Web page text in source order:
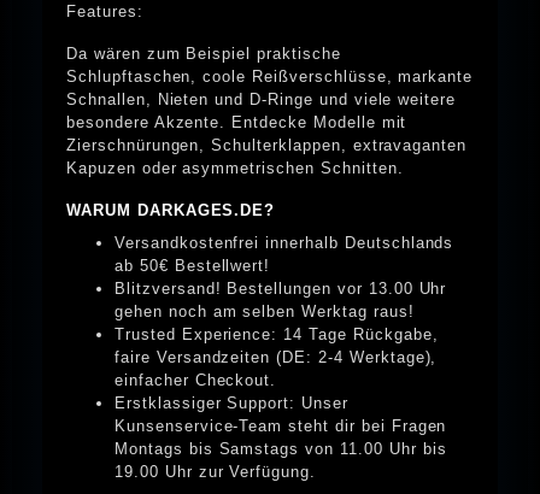
Features:
Da wären zum Beispiel praktische
Schlupftaschen, coole Reißverschlüsse, markante
Schnallen, Nieten und D-Ringe und viele weitere
besondere Akzente. Entdecke Modelle mit
Zierschnürungen, Schulterklappen, extravaganten
Kapuzen oder asymmetrischen Schnitten.
WARUM DARKAGES.DE?
Versandkostenfrei innerhalb Deutschlands
ab 50€ Bestellwert!
Blitzversand! Bestellungen vor 13.00 Uhr
gehen noch am selben Werktag raus!
Trusted Experience: 14 Tage Rückgabe,
faire Versandzeiten (DE: 2-4 Werktage),
einfacher Checkout.
Erstklassiger Support: Unser
Kunsenservice-Team steht dir bei Fragen
Montags bis Samstags von 11.00 Uhr bis
19.00 Uhr zur Verfügung.